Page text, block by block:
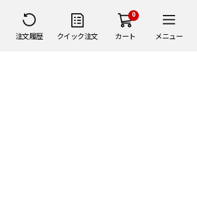
注文履歴 クイック注文
0
カート メニュー